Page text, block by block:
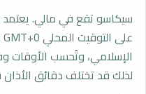
سيكاسو تقع في مالي. يعتمد
الإسلامي، وتُحسب الأوقات
لذلك قد تختلف دقائق الأذان